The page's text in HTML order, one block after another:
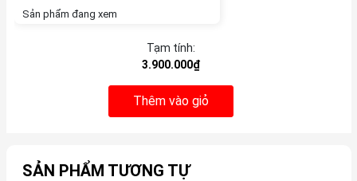
Sản phẩm đang xem
Tạm tính:
3.900.000₫
Thêm vào giỏ
SẢN PHẨM TƯƠNG TỰ